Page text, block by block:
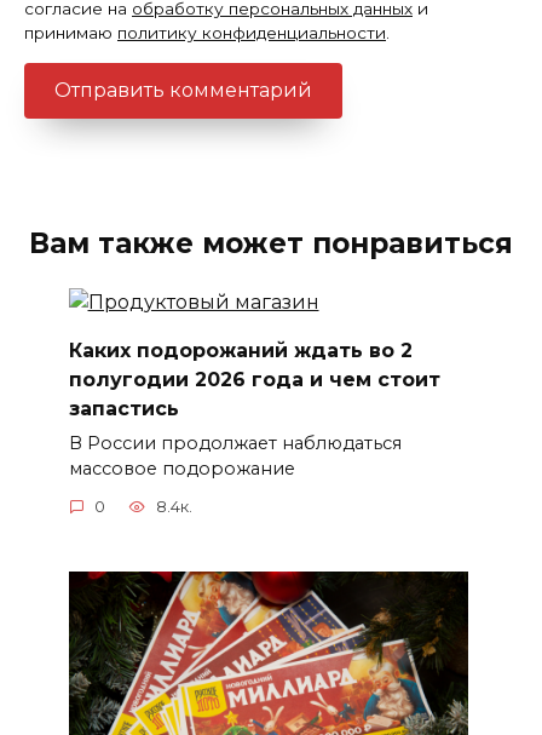
согласие на обработку персональных данных и
принимаю политику конфиденциальности.
Вам также может понравиться
Каких подорожаний ждать во 2
полугодии 2026 года и чем стоит
запастись
В России продолжает наблюдаться
массовое подорожание
0 8.4к.